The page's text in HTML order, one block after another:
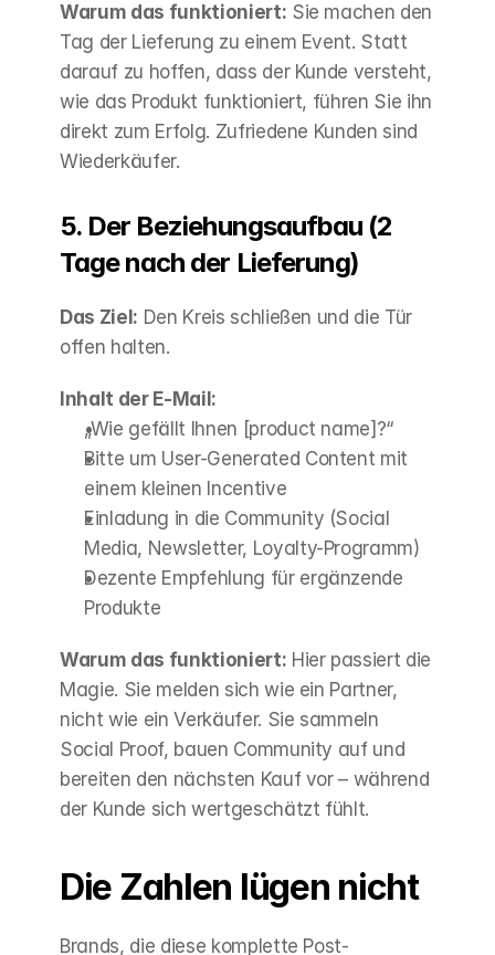
Warum das funktioniert: Sie machen den
Tag der Lieferung zu einem Event. Statt
darauf zu hoffen, dass der Kunde versteht,
wie das Produkt funktioniert, führen Sie ihn
direkt zum Erfolg. Zufriedene Kunden sind
Wiederkäufer.
5. Der Beziehungsaufbau (2
Tage nach der Lieferung)
Das Ziel: Den Kreis schließen und die Tür
offen halten.
Inhalt der E-Mail:
„Wie gefällt Ihnen [product name]?“
Bitte um User-Generated Content mit
einem kleinen Incentive
Einladung in die Community (Social
Media, Newsletter, Loyalty-Programm)
Dezente Empfehlung für ergänzende
Produkte
Warum das funktioniert: Hier passiert die
Magie. Sie melden sich wie ein Partner,
nicht wie ein Verkäufer. Sie sammeln
Social Proof, bauen Community auf und
bereiten den nächsten Kauf vor – während
der Kunde sich wertgeschätzt fühlt.
Die Zahlen lügen nicht
Brands, die diese komplette Post-